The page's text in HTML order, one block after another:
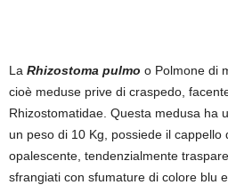
La Rhizostoma pulmo o Polmone di
cioè meduse prive di craspedo,
Rhizostomatidae. Questa medusa ha
un peso di 10 Kg, possiede il cappello
opalescente, tendenzialmente
sfrangiati con sfumature di colore blu